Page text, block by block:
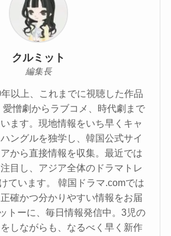
クルミット
編集長
以上、これまでに視聴した作品
愛憎劇からラブコメ、時代劇まで
ます。現地情報をいち早くキャ
ングルを独学し、韓国公式サイ
から直接情報を収集。最近では
目し、アジア全体のドラマトレ
ています。 韓国ドラマ.comでは
確かつ分かりやすい情報をお届
トーに、毎日情報発信中。3児の
しながらも、なるべく早く新作